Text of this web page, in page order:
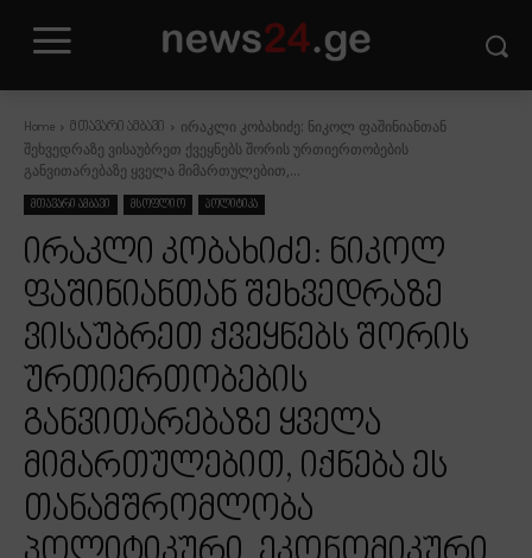
Home მთავარი ამბავი
ირაკლი კობახიძე: ნიკოლ ფაშინიანთან
შეხვედრაზე ვისაუბრეთ ქვეყნებს შორის ურთიერთობების
განვითარებაზე ყველა მიმართულებით,...
მთავარი ამბავი მსოფლიო პოლიტიკა
ირაკლი კობახიძე: ნიკოლ
ფაშინიანთან შეხვედრაზე
ვისაუბრეთ ქვეყნებს შორის
ურთიერთობების
განვითარებაზე ყველა
მიმართულებით, იქნება ეს
თანამშრომლობა